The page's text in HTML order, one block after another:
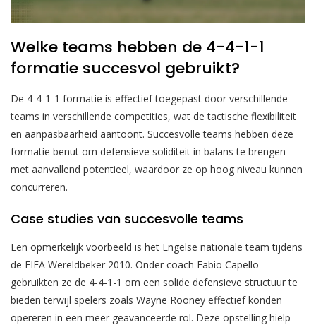
Welke teams hebben de 4-4-1-1
formatie succesvol gebruikt?
De 4-4-1-1 formatie is effectief toegepast door verschillende
teams in verschillende competities, wat de tactische flexibiliteit
en aanpasbaarheid aantoont. Succesvolle teams hebben deze
formatie benut om defensieve soliditeit in balans te brengen
met aanvallend potentieel, waardoor ze op hoog niveau kunnen
concurreren.
Case studies van succesvolle teams
Een opmerkelijk voorbeeld is het Engelse nationale team tijdens
de FIFA Wereldbeker 2010. Onder coach Fabio Capello
gebruikten ze de 4-4-1-1 om een solide defensieve structuur te
bieden terwijl spelers zoals Wayne Rooney effectief konden
opereren in een meer geavanceerde rol. Deze opstelling hielp